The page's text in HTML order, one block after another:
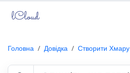
lCloud
Головна Довідка Створити Хмару
Пошук у довідці